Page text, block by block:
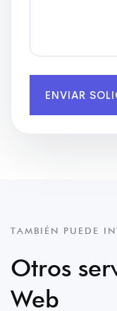
ENVIAR
TAMBIÉN PUEDE
Otros
Web